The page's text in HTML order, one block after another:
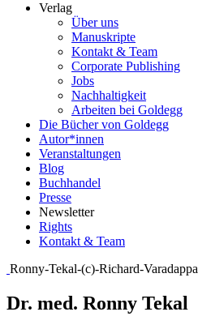
Verlag
Über uns
Manuskripte
Kontakt & Team
Corporate Publishing
Jobs
Nachhaltigkeit
Arbeiten bei Goldegg
Die Bücher von Goldegg
Autor*innen
Veranstaltungen
Blog
Buchhandel
Presse
Newsletter
Rights
Kontakt & Team
Ronny-Tekal-(c)-Richard-Varadappa
Dr. med. Ronny Tekal